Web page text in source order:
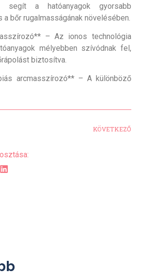
segít a hatóanyagok gyorsabb
bőr rugalmasságának növelésében.
– Az ionos technológia
mélyebben szívódnak fel,
biztosítva.
arcmasszírozó** – A különböző
KÖVETKEZŐ